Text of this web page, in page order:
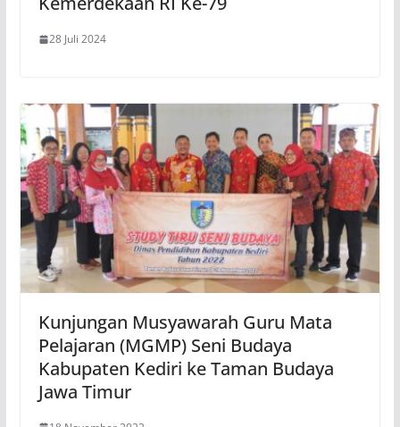
28 Juli 2024
Kunjungan Musyawarah Guru Mata
Pelajaran (MGMP) Seni Budaya
Kabupaten Kediri ke Taman Budaya
Jawa Timur